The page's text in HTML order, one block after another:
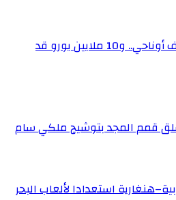
برشلونة يعيد فتح ملف أوناحي.. و10 ملايين يورو قد
قمم المجد بتوشيح ملكي سام
استعدادا لألعاب البحر